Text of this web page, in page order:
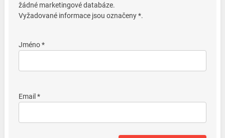
žádné marketingové databáze.
Vyžadované informace jsou označeny *.
Jméno *
Email *